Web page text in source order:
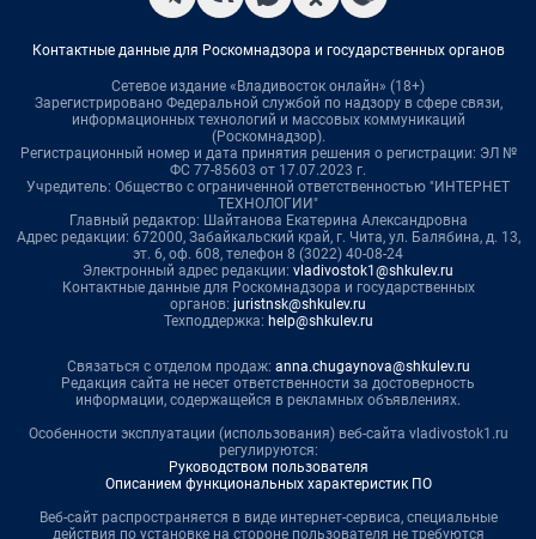
Контактные данные для Роскомнадзора и государственных органов
Сетевое издание «Владивосток онлайн» (18+)
Зарегистрировано Федеральной службой по надзору в сфере связи,
информационных технологий и массовых коммуникаций
(Роскомнадзор).
Регистрационный номер и дата принятия решения о регистрации: ЭЛ №
ФС 77-85603 от 17.07.2023 г.
Учредитель: Общество с ограниченной ответственностью "ИНТЕРНЕТ
ТЕХНОЛОГИИ"
Главный редактор: Шайтанова Екатерина Александровна
Адрес редакции: 672000, Забайкальский край, г. Чита, ул. Балябина, д. 13,
эт. 6, оф. 608, телефон 8 (3022) 40-08-24
Электронный адрес редакции: vladivostok1@shkulev.ru
Контактные данные для Роскомнадзора и государственных
органов: juristnsk@shkulev.ru
Техподдержка: help@shkulev.ru
Связаться с отделом продаж: anna.chugaynova@shkulev.ru
Редакция сайта не несет ответственности за достоверность
информации, содержащейся в рекламных объявлениях.
Особенности эксплуатации (использования) веб-сайта vladivostok1.ru
регулируются:
Руководством пользователя
Описанием функциональных характеристик ПО
Веб-сайт распространяется в виде интернет-сервиса, специальные
действия по установке на стороне пользователя не требуются